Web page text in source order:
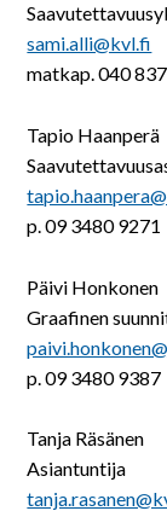
sami.alli@kvl.fi
matkap. 040
Tapio Haanperä
p. 09 3480 9271
Päivi Honkonen
Graafinen
p. 09 3480 9387
Tanja Räsänen
Asiantuntija